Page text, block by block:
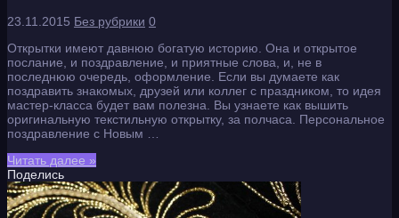
23.11.2015 Без рубрики 0
Открытки имеют давнюю богатую историю. Она и открытое
послание, и поздравление, и приятные слова, и, не в
последнюю очередь, оформление. Если вы думаете как
поздравить знакомых, друзей или коллег с праздником, то идея
мастер-класса будет вам полезна. Вы узнаете как вышить
оригинальную текстильную открытку, за полчаса. Персональное
поздравление с Новым …
Читать далее »
Поделись